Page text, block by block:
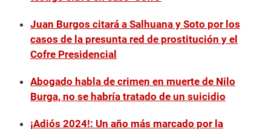
Juan Burgos citará a Salhuana y Soto por los
casos de la presunta red de prostitución y el
Cofre Presidencial
Abogado habla de crimen en muerte de Nilo
Burga, no se habría tratado de un suicidio
¡Adiós 2024!: Un año más marcado por la